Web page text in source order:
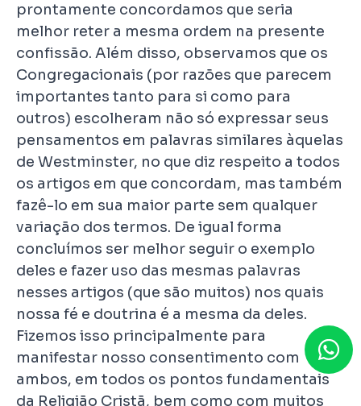
prontamente concordamos que seria
melhor reter a mesma ordem na presente
confissão. Além disso, observamos que os
Congregacionais (por razões que parecem
importantes tanto para si como para
outros) escolheram não só expressar seus
pensamentos em palavras similares àquelas
de Westminster, no que diz respeito a todos
os artigos em que concordam, mas também
fazê-lo em sua maior parte sem qualquer
variação dos termos. De igual forma
concluímos ser melhor seguir o exemplo
deles e fazer uso das mesmas palavras
nesses artigos (que são muitos) nos quais
nossa fé e doutrina é a mesma da deles.
Fizemos isso principalmente para
manifestar nosso consentimento com
ambos, em todos os pontos fundamentais
da Religião Cristã, bem como com muitos